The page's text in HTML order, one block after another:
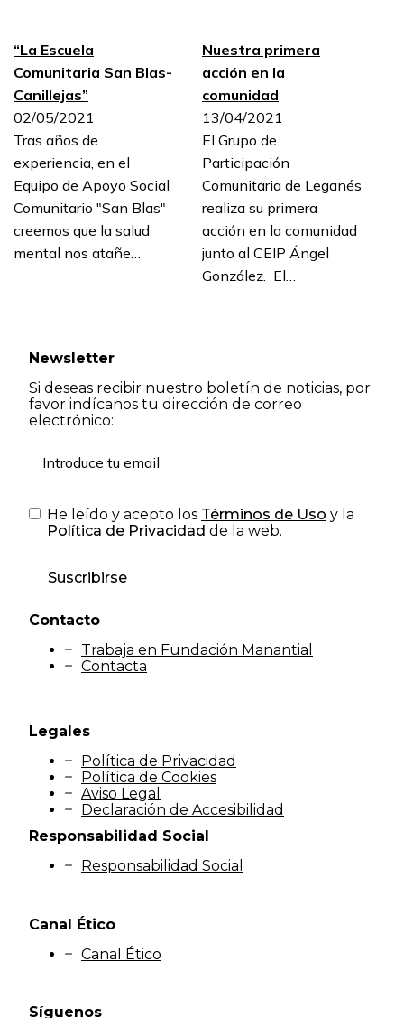
“La Escuela
Comunitaria San Blas-
Canillejas”
02/05/2021
Tras años de
experiencia, en el
Equipo de Apoyo Social
Comunitario "San Blas"
creemos que la salud
mental nos atañe…
Nuestra primera
acción en la
comunidad
13/04/2021
El Grupo de
Participación
Comunitaria de Leganés
realiza su primera
acción en la comunidad
junto al CEIP Ángel
González. El…
Newsletter
Si deseas recibir nuestro boletín de noticias, por
favor indícanos tu dirección de correo
electrónico:
He leído y acepto los Términos de Uso y la
Política de Privacidad de la web.
Suscribirse
Contacto
Trabaja en Fundación Manantial
Contacta
Legales
Política de Privacidad
Política de Cookies
Aviso Legal
Declaración de Accesibilidad
Síguenos
Responsabilidad Social
Responsabilidad Social
Canal Ético
Canal Ético